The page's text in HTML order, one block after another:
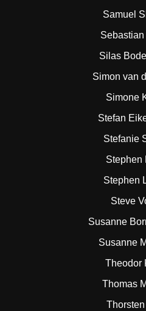
Samuel
Sebastian
Silas
Simon van
Simone
Stefan
Stefanie
Stephen
Stephen
Steve
Susanne
Susanne
Theodor
Thomas